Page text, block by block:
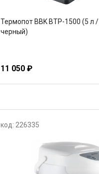
Термопот BBK BTP-1500 (5 л
черный)
11 050 ₽
код: 226335